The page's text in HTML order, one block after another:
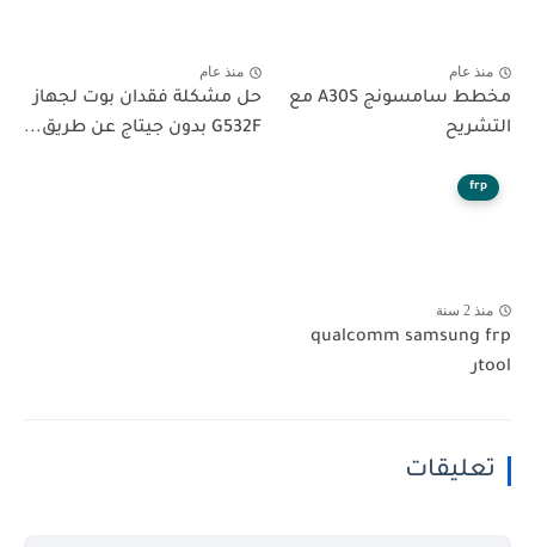
منذ عام
مخطط سامسونج A30S مع
التشريح
منذ عام
حل مشكلة فقدان بوت لجهاز
G532F بدون جيتاج عن طريق...
frp
منذ 2 سنة
qualcomm samsung frp
toolر
تعليقات